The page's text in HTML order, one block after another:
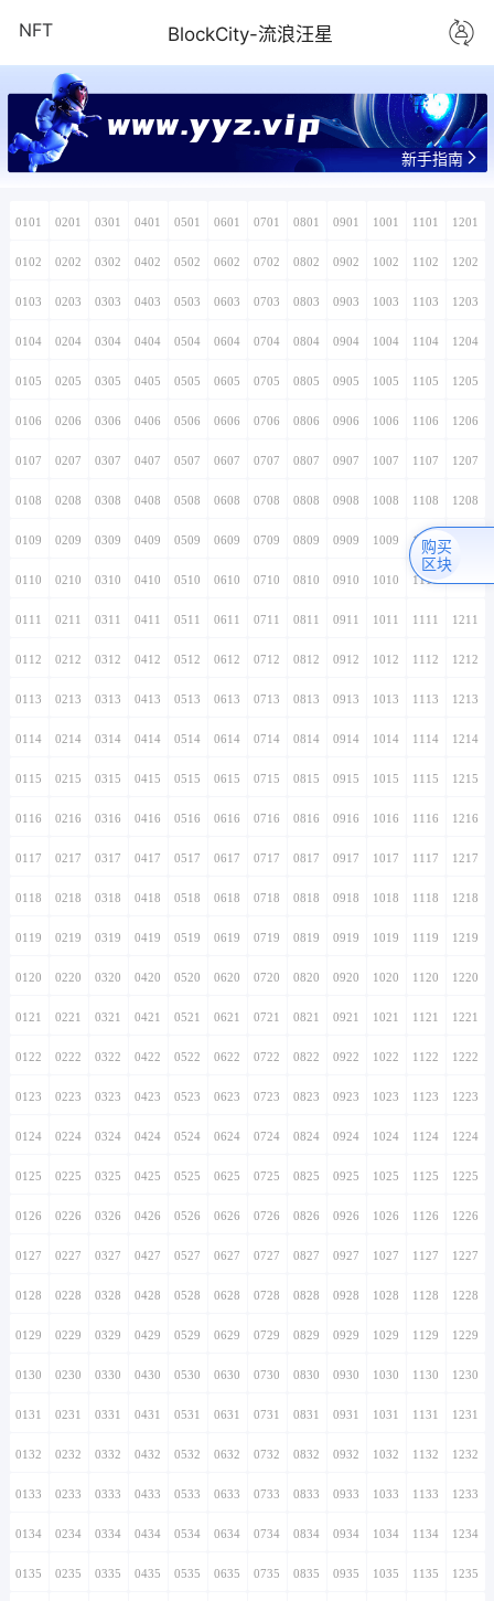
NFT BlockCity-流浪汪星
www.yyz.vip
新手指南
0101 0201 0301 0401 0501 0601 0701 0801 0901 1001 1101 1201
0102 0202 0302 0402 0502 0602 0702 0802 0902 1002 1102 1202
0103 0203 0303 0403 0503 0603 0703 0803 0903 1003 1103 1203
0104 0204 0304 0404 0504 0604 0704 0804 0904 1004 1104 1204
0105 0205 0305 0405 0505 0605 0705 0805 0905 1005 1105 1205
0106 0206 0306 0406 0506 0606 0706 0806 0906 1006 1106 1206
0107 0207 0307 0407 0507 0607 0707 0807 0907 1007 1107 1207
0108 0208 0308 0408 0508 0608 0708 0808 0908 1008 1108 1208
0109 0209 0309 0409 0509 0609 0709 0809 0909 1009 1109
0110 0210 0310 0410 0510 0610 0710 0810 0910 1010 1110
0111 0211 0311 0411 0511 0611 0711 0811 0911 1011 1111 1211
0112 0212 0312 0412 0512 0612 0712 0812 0912 1012 1112 1212
0113 0213 0313 0413 0513 0613 0713 0813 0913 1013 1113 1213
0114 0214 0314 0414 0514 0614 0714 0814 0914 1014 1114 1214
0115 0215 0315 0415 0515 0615 0715 0815 0915 1015 1115 1215
0116 0216 0316 0416 0516 0616 0716 0816 0916 1016 1116 1216
0117 0217 0317 0417 0517 0617 0717 0817 0917 1017 1117 1217
0118 0218 0318 0418 0518 0618 0718 0818 0918 1018 1118 1218
0119 0219 0319 0419 0519 0619 0719 0819 0919 1019 1119 1219
0120 0220 0320 0420 0520 0620 0720 0820 0920 1020 1120 1220
0121 0221 0321 0421 0521 0621 0721 0821 0921 1021 1121 1221
0122 0222 0322 0422 0522 0622 0722 0822 0922 1022 1122 1222
0123 0223 0323 0423 0523 0623 0723 0823 0923 1023 1123 1223
0124 0224 0324 0424 0524 0624 0724 0824 0924 1024 1124 1224
0125 0225 0325 0425 0525 0625 0725 0825 0925 1025 1125 1225
0126 0226 0326 0426 0526 0626 0726 0826 0926 1026 1126 1226
0127 0227 0327 0427 0527 0627 0727 0827 0927 1027 1127 1227
0128 0228 0328 0428 0528 0628 0728 0828 0928 1028 1128 1228
0129 0229 0329 0429 0529 0629 0729 0829 0929 1029 1129 1229
0130 0230 0330 0430 0530 0630 0730 0830 0930 1030 1130 1230
0131 0231 0331 0431 0531 0631 0731 0831 0931 1031 1131 1231
0132 0232 0332 0432 0532 0632 0732 0832 0932 1032 1132 1232
0133 0233 0333 0433 0533 0633 0733 0833 0933 1033 1133 1233
0134 0234 0334 0434 0534 0634 0734 0834 0934 1034 1134 1234
0135 0235 0335 0435 0535 0635 0735 0835 0935 1035 1135 1235
购买
区块